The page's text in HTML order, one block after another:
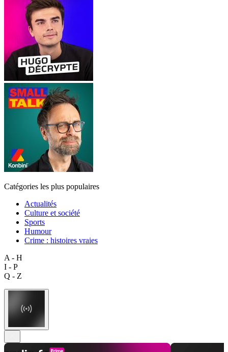
Catégories les plus populaires
Actualités
Culture et société
Sports
Humour
Crime : histoires vraies
A - H
I - P
Q - Z